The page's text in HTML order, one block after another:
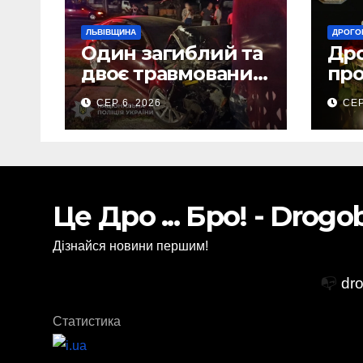
ЛЬВІВЩИНА
Один загиблий та
двоє травмованих
внаслідок ДТП на
Самбірщині
СЕР 6, 2026
Це Дро ... Бро! -
Дізнайся новини першим!
📭
Статистика